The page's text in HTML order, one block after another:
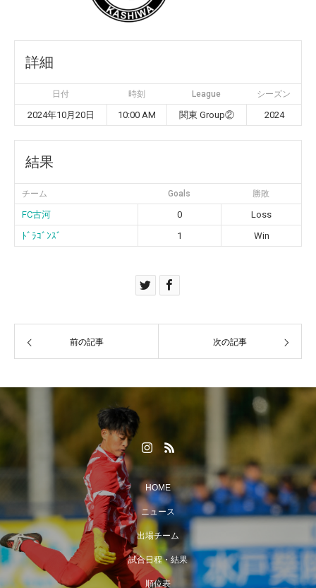
詳細
日付 時刻 League シーズン
2024年10月20日 10:00 AM 関東 Group② 2024
結果
チーム Goals 勝敗
FC古河 0
Loss
ﾄﾞﾗｺﾞﾝｽﾞ
1 Win
前の記事 次の記事
HOME
ニュース
出場チーム
試合日程・結果
順位表